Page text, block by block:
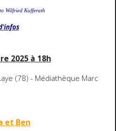
Wilfried Kufferath
2025 à 18h
(78) - Médiathèque Marc
et Ben